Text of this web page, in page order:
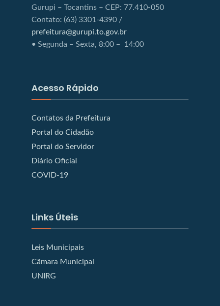
Gurupi – Tocantins – CEP: 77.410-050
Contato: (63) 3301-4390 /
prefeitura@gurupi.to.gov.br
• Segunda – Sexta, 8:00 – 14:00
Acesso Rápido
Contatos da Prefeitura
Portal do Cidadão
Portal do Servidor
Diário Oficial
COVID-19
Links Úteis
Leis Municipais
Câmara Municipal
UNIRG